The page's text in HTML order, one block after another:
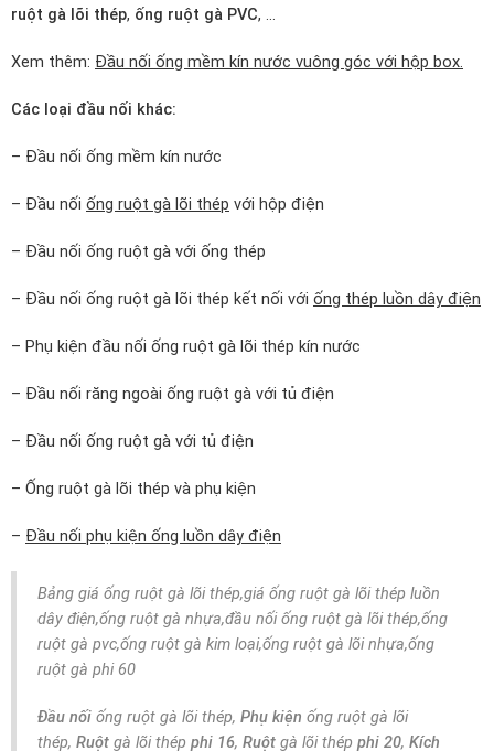
ruột gà lõi thép, ống ruột gà PVC, …
Xem thêm: Đầu nối ống mềm kín nước vuông góc với hộp box.
Các loại đầu nối khác:
– Đầu nối ống mềm kín nước
– Đầu nối ống ruột gà lõi thép với hộp điện
– Đầu nối ống ruột gà với ống thép
– Đầu nối ống ruột gà lõi thép kết nối với ống thép luồn dây điện
– Phụ kiện đầu nối ống ruột gà lõi thép kín nước
– Đầu nối răng ngoài ống ruột gà với tủ điện
– Đầu nối ống ruột gà với tủ điện
– Ống ruột gà lõi thép và phụ kiện
– Đầu nối phụ kiện ống luồn dây điện
Bảng giá ống ruột gà lõi thép,giá ống ruột gà lõi thép luồn
dây điện,ống ruột gà nhựa,đầu nối ống ruột gà lõi thép,ống
ruột gà pvc,ống ruột gà kim loại,ống ruột gà lõi nhựa,ống
ruột gà phi 60
Đầu nốiống ruột gà lõi thép, Phụ kiện ống ruột gà lõi
thép, Ruộtgà lõi thép phi 16, Ruộtgà lõi thép phi 20, Kích